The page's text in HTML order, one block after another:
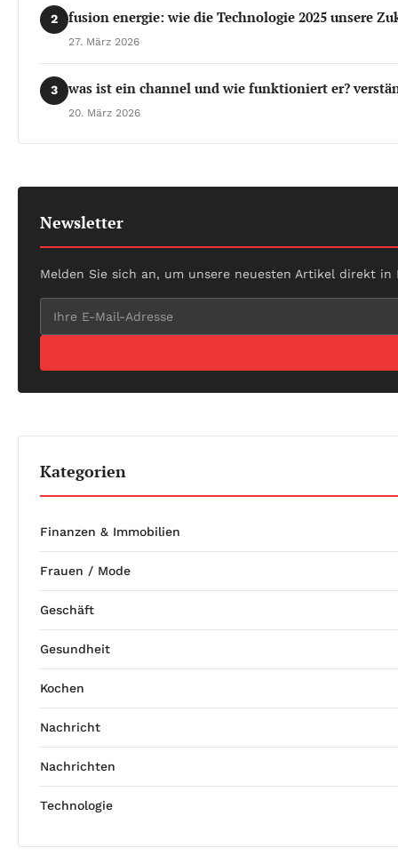
2 fusion energie: wie die Technologie 2025 unsere
27. März 2026
3 was ist ein channel und wie funktioniert er?
20. März 2026
Newsletter
Melden Sie sich an, um unsere neuesten Artikel direkt
Kategorien
Finanzen & Immobilien
Frauen / Mode
Geschäft
Gesundheit
Kochen
Nachricht
Nachrichten
Technologie